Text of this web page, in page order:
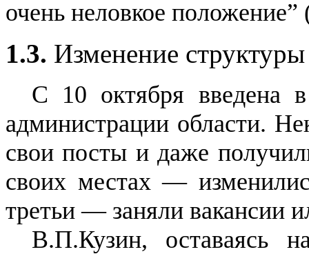
очень неловкое
1.3. Изменение
С 10 октября введена в
администрации области.
свои посты и даже
своих местах —
третьи — заняли вакансии
В.П.Кузин, оставаясь